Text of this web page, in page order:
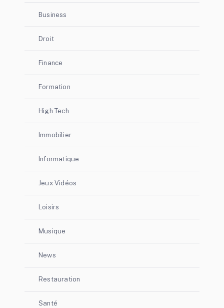
Business
Droit
Finance
Formation
High Tech
Immobilier
Informatique
Jeux Vidéos
Loisirs
Musique
News
Restauration
Santé